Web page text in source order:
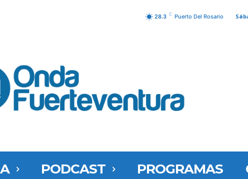
28.3 C Puerto Del Rosario
PODCAST PROGRAMAS